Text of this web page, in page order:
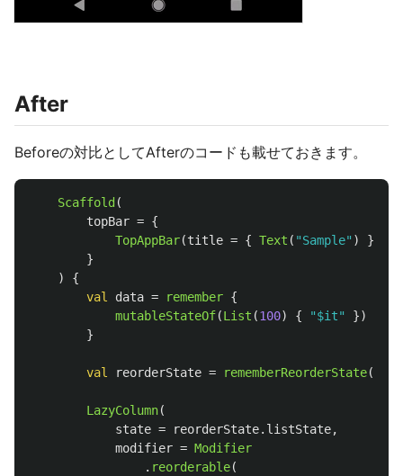
After
Beforeの対比としてAfterのコードも載せておきます。
Scaffold (
topBar = {
TopAppBar(title = { Text ( "Sample" )
})
}
)
{
val
data = remember {
mutableStateOf(List (100) { "$it"
})
}
val reorderState = rememberReorderState()
LazyColumn(
state = reorderState. listState,
modifier = Modifier
. reorderable(